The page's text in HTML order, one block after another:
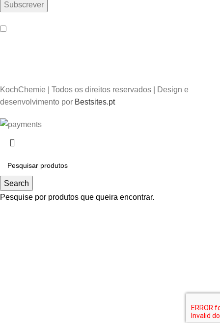
KochChemie | Todos os direitos reservados | Design e
desenvolvimento por Bestsites.pt
Search
Pesquise por produtos que queira encontrar.